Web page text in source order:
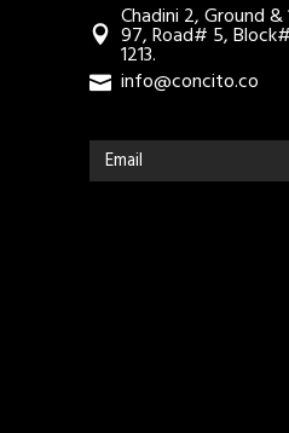
Chadini 2, Ground
97, Road# 5,
1213.
info@concito.co